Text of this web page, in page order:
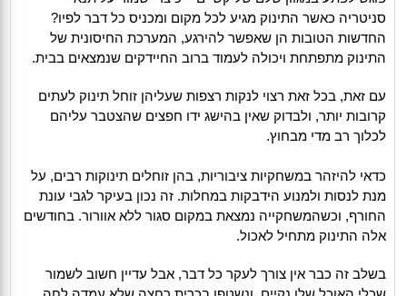
סניטריה כאשר התינוק מגיע לכל מקום ומכניס כל דבר לפיו?
החדשות הטובות הן שאפשר להירגע, המערכת החיסונית של
התינוק מתפתחת ויכולה לעמוד ברוב החיידקים שנמצאים בבית.
עם זאת, בכל זאת רצוי לנקות רצפות שעליהן זוחל תינוק לעתים
קרובות יותר, ולבדוק שאין בהישג ידו חפצים שהצטבר עליהם
לכלוך רב מדי מבחוץ.
כדאי להיזהר במשחקיות ציבוריות, בהן זוחלים תינוקות רבים, על
מנת לנסות ולמנוע הידבקות במחלות. זה נכון בעיקר לגבי עונת
החורף, וכשהמשחקייה נמצאת במקום סגור ללא אוורור. בחודשים
אלה התינוק מתחיל לאכול.
בשלב זה כבר אין צורך לעקר כל דבר, אבל עדיין חשוב לשמור